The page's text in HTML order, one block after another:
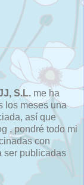
S.L. me ha
los meses una
así que
, pondré todo mi
con
ser publicadas